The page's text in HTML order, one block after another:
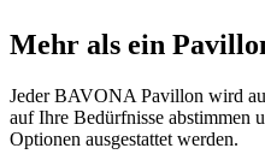
Mehr als ein
Jeder BAVONA Pavillon wird
auf Ihre Bedürfnisse abstimmen
Optionen ausgestattet werden.